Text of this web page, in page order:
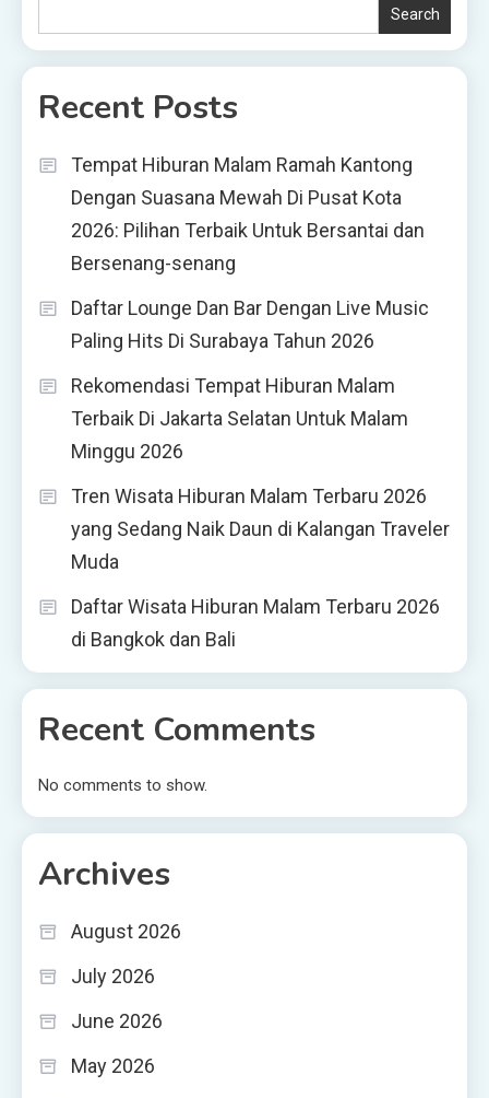
Search
Recent Posts
Tempat Hiburan Malam Ramah Kantong
Dengan Suasana Mewah Di Pusat Kota
2026: Pilihan Terbaik Untuk Bersantai dan
Bersenang-senang
Daftar Lounge Dan Bar Dengan Live Music
Paling Hits Di Surabaya Tahun 2026
Rekomendasi Tempat Hiburan Malam
Terbaik Di Jakarta Selatan Untuk Malam
Minggu 2026
Tren Wisata Hiburan Malam Terbaru 2026
yang Sedang Naik Daun di Kalangan Traveler
Muda
Daftar Wisata Hiburan Malam Terbaru 2026
di Bangkok dan Bali
Recent Comments
No comments to show.
Archives
August 2026
July 2026
June 2026
May 2026